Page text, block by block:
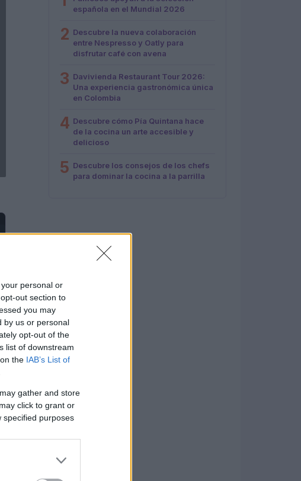
personal or
out section to
you may
by us or personal
opt-out of the
list of downstream
the IAB’s List of
gather and store
click to grant or
specified purposes
española en el Mundial 2026
2 Descubre la nueva colaboración
entre Nespresso y Oatly para
disfrutar café con avena
3 Davivienda Restaurant Tour 2026:
Una experiencia gastronómica única
en Colombia
4 Descubre cómo Pía Quintana hace
de la cocina un arte accesible y
delicioso
5 Descubre los consejos de los chefs
para dominar la cocina a la parrilla